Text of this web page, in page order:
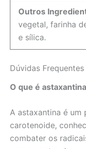
Outros
vegetal, farinha
e sílica.
Dúvidas Frequentes
O que é
A astaxantina é um
carotenoide,
combater os